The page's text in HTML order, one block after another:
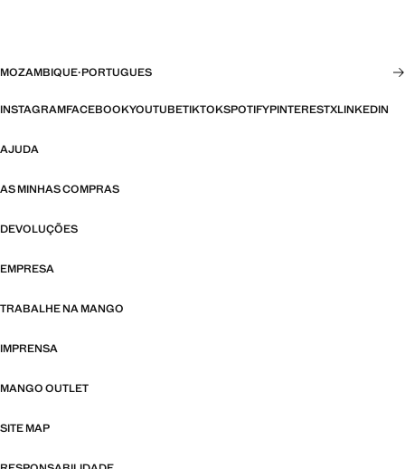
MOZAMBIQUE·PORTUGUES
INSTAGRAMFACEBOOKYOUTUBETIKTOKSPOTIFYPINTERESTXLINKEDIN
AJUDA
AS MINHAS COMPRAS
DEVOLUÇÕES
EMPRESA
TRABALHE NA MANGO
IMPRENSA
MANGO OUTLET
SITE MAP